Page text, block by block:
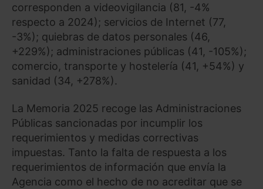
corresponden a videovigilancia (81, -4%
respecto a 2024); servicios de Internet (77,
-3%); quiebras de datos personales (46,
+229%); administraciones públicas (41, -105%);
comercio, transporte y hostelería (41, +54%) y
sanidad (34, +278%).
La Memoria 2025 recoge las Administraciones
Públicas sancionadas por incumplir los
requerimientos y medidas correctivas
impuestas. Tanto la falta de respuesta a los
requerimientos de información que envía la
Agencia como el hecho de no acreditar que se